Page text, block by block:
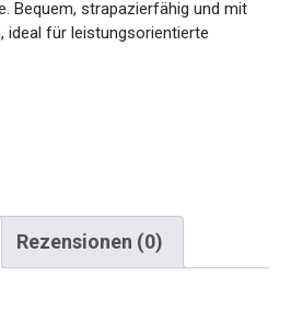
ideal für leistungsorientierte
Rezensionen (0)